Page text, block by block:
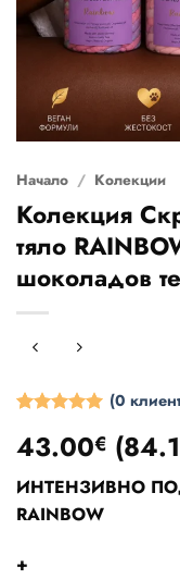
Начало / Колекции
Колекция
тяло
шоколадов
от 5,
базирано
на
потребителски
оценки
(0
43.00€ (
ИНТЕНЗИВНО
RAINBOW
+